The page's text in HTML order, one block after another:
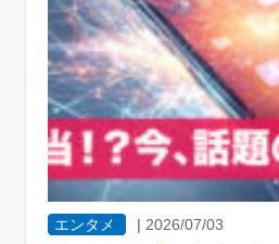
エンタメ | 2026/07/03